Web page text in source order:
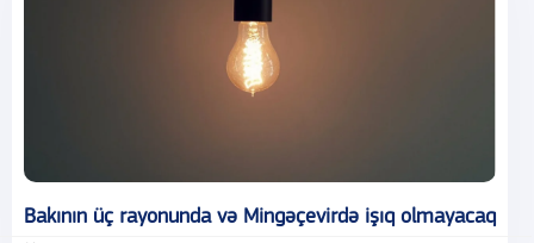
Bakının üç rayonunda və Mingəçevirdə işıq olmayacaq